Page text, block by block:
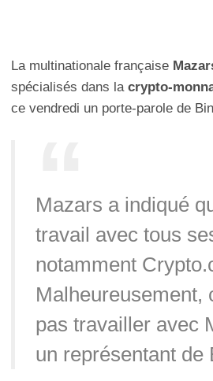
La multinationale française
spécialisés dans la crypto-
ce vendredi un porte-parole de
Mazars a indiqué
travail avec tous
notamment
Malheureusement,
pas travailler avec
un représentant de